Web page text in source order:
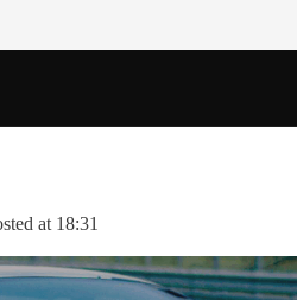
at 18:31